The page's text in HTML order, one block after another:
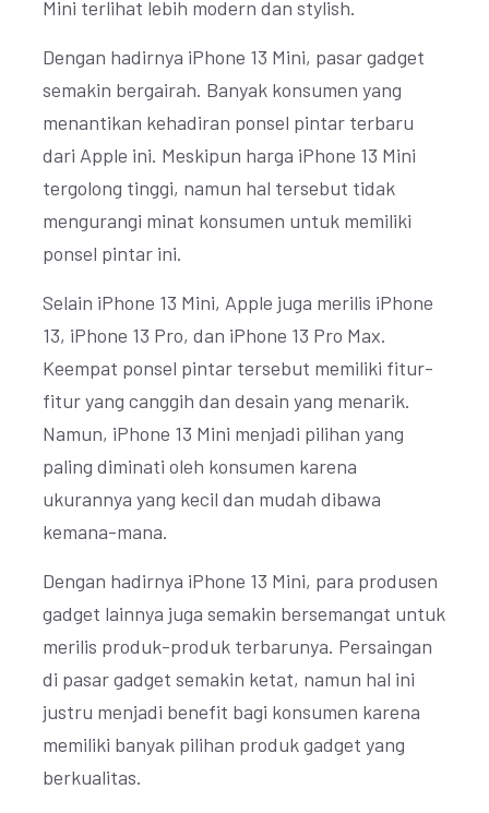
Mini terlihat lebih modern dan stylish.
Dengan hadirnya iPhone 13 Mini, pasar gadget
semakin bergairah. Banyak konsumen yang
menantikan kehadiran ponsel pintar terbaru
dari Apple ini. Meskipun harga iPhone 13 Mini
tergolong tinggi, namun hal tersebut tidak
mengurangi minat konsumen untuk memiliki
ponsel pintar ini.
Selain iPhone 13 Mini, Apple juga merilis iPhone
13, iPhone 13 Pro, dan iPhone 13 Pro Max.
Keempat ponsel pintar tersebut memiliki fitur-
fitur yang canggih dan desain yang menarik.
Namun, iPhone 13 Mini menjadi pilihan yang
paling diminati oleh konsumen karena
ukurannya yang kecil dan mudah dibawa
kemana-mana.
Dengan hadirnya iPhone 13 Mini, para produsen
gadget lainnya juga semakin bersemangat untuk
merilis produk-produk terbarunya. Persaingan
di pasar gadget semakin ketat, namun hal ini
justru menjadi benefit bagi konsumen karena
memiliki banyak pilihan produk gadget yang
berkualitas.